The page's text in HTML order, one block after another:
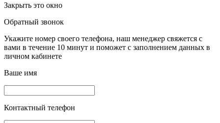
Закрыть это окно
Обратный звонок
Укажите номер своего телефона, наш менеджер свяжется с
вами в течение 10 минут и поможет с заполнением данных в
личном кабинете
Ваше имя
Контактный телефон